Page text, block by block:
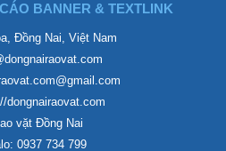
BANNER & TEXTLINK
Đồng Nai, Việt Nam
dongnairaovat.com
vặt Đồng Nai
0937 734 799